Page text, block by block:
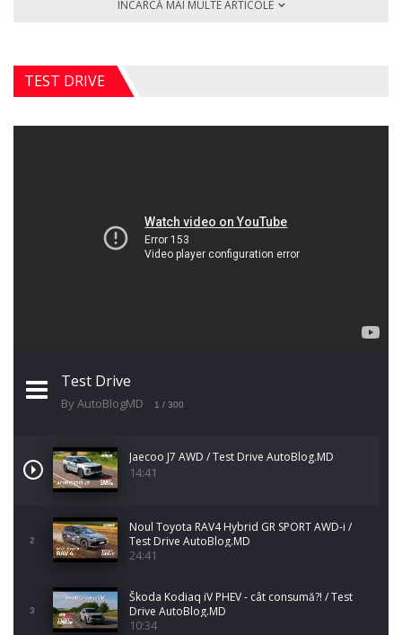
ÎNCARCĂ MAI MULTE ARTICOLE
TEST DRIVE
Test Drive
By AutoBlogMD 1 / 300
Jaecoo J7 AWD / Test Drive AutoBlog.MD
14:41
2
Noul Toyota RAV4 Hybrid GR SPORT AWD-i /
Test Drive AutoBlog.MD
24:41
3
Škoda Kodiaq iV PHEV - cât consumă?! / Test
Drive AutoBlog.MD
10:34